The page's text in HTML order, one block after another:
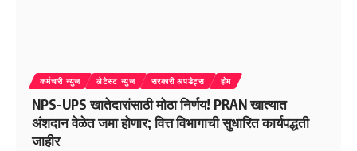
कर्मचारी न्युज लेटेस्ट न्युज सरकारी अपडेट्स होम
NPS-UPS खातेदारांसाठी मोठा निर्णय! PRAN खात्यात
अंशदान वेळेत जमा होणार; वित्त विभागाची सुधारित कार्यपद्धती
जाहीर